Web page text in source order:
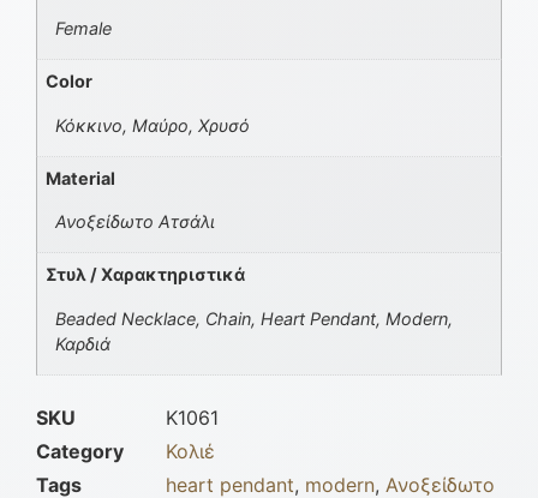
Female
Color
Κόκκινο, Μαύρο, Χρυσό
Material
Ανοξείδωτο Ατσάλι
Στυλ / Χαρακτηριστικά
Beaded Necklace, Chain, Heart Pendant, Modern,
Καρδιά
SKU
K1061
Category
Κολιέ
Tags
heart pendant, modern, Ανοξείδωτο